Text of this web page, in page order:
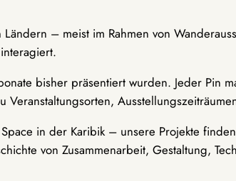
– meist im Rahmen von
bisher präsentiert wurden. Jeder Pin
in der Karibik – unsere Projekte
von Zusammenarbeit, Gestaltung,